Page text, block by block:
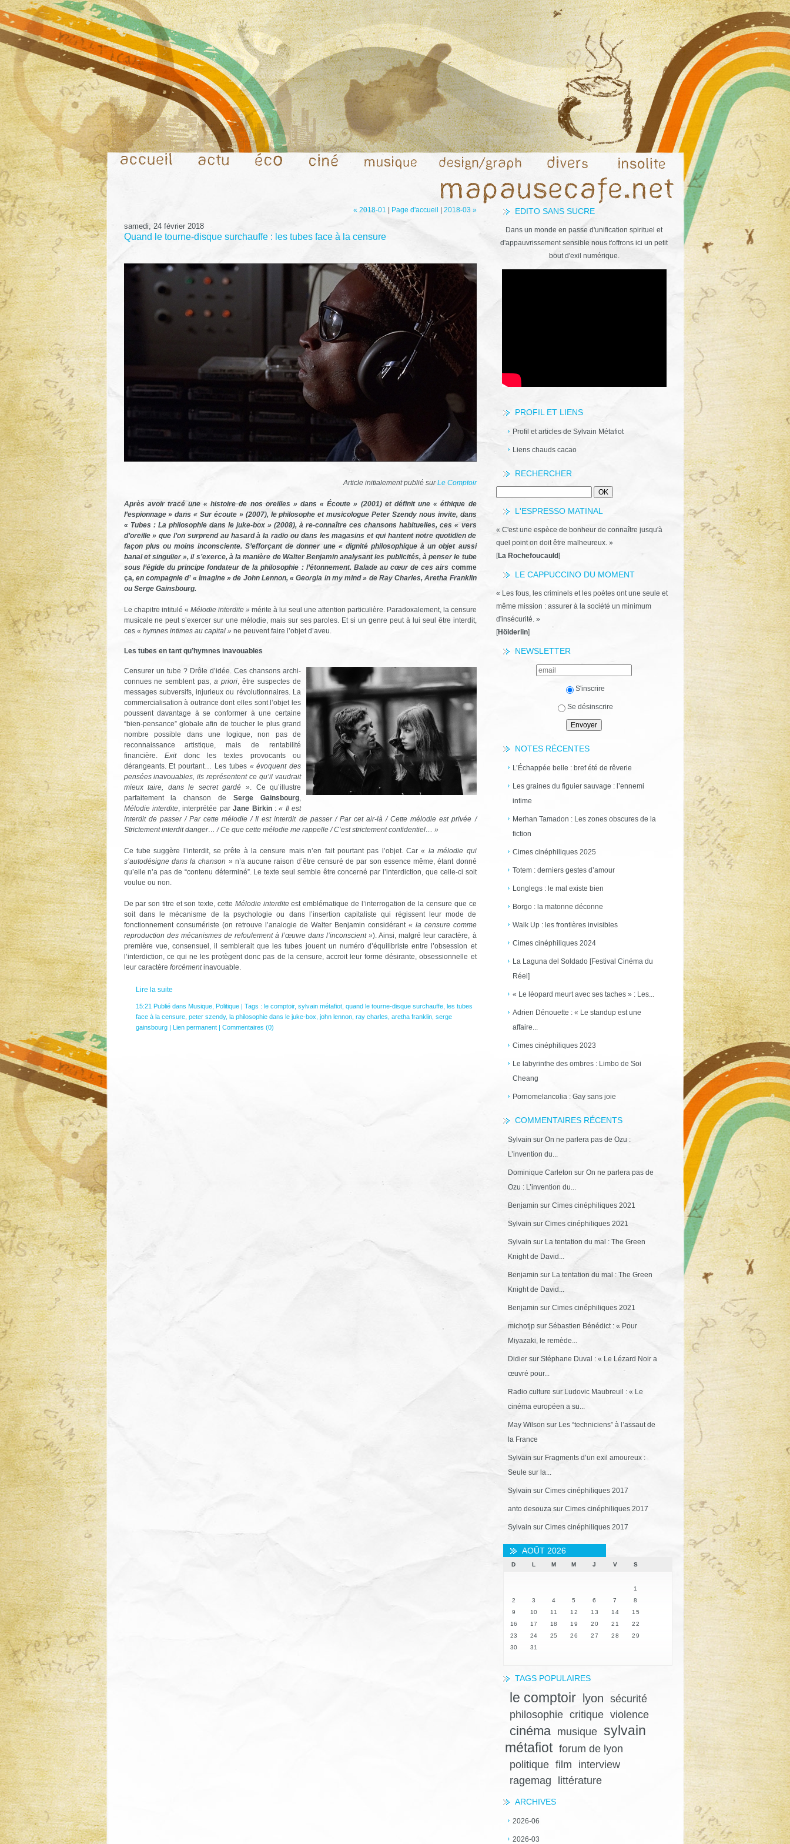
EDITO SANS SUCRE
Dans un monde en passe d'unification spirituel et
d'appauvrissement sensible nous t'offrons ici un petit
bout d'exil numérique.
PROFIL ET LIENS
Profil et articles de Sylvain Métafiot
Liens chauds cacao
RECHERCHER
L'ESPRESSO MATINAL
« C'est une espèce de bonheur de connaître jusqu'à
quel point on doit être malheureux. »
[La Rochefoucauld]
LE CAPPUCCINO DU MOMENT
« Les fous, les criminels et les poètes ont une seule et
même mission : assurer à la société un minimum
d'insécurité. »
[Hölderlin]
NEWSLETTER
S'inscrire
Se désinscrire
NOTES RÉCENTES
L’Échappée belle : bref été de rêverie
Les graines du figuier sauvage : l’ennemi
intime
Merhan Tamadon : Les zones obscures de la
fiction
Cimes cinéphiliques 2025
Totem : derniers gestes d’amour
Longlegs : le mal existe bien
Borgo : la matonne déconne
Walk Up : les frontières invisibles
Cimes cinéphiliques 2024
La Laguna del Soldado [Festival Cinéma du
Réel]
« Le léopard meurt avec ses taches » : Les...
Adrien Dénouette : « Le standup est une
affaire...
Cimes cinéphiliques 2023
Le labyrinthe des ombres : Limbo de Soi
Cheang
Pornomelancolia : Gay sans joie
COMMENTAIRES RÉCENTS
Sylvain sur On ne parlera pas de Ozu :
L’invention du...
Dominique Carleton sur On ne parlera pas de
Ozu : L’invention du...
Benjamin sur Cimes cinéphiliques 2021
Sylvain sur Cimes cinéphiliques 2021
Sylvain sur La tentation du mal : The Green
Knight de David...
Benjamin sur La tentation du mal : The Green
Knight de David...
Benjamin sur Cimes cinéphiliques 2021
michotjpsur Sébastien Bénédict : « Pour
Miyazaki, le remède...
Didiersur Stéphane Duval : « Le Lézard Noir a
œuvré pour...
Radio culture sur Ludovic Maubreuil : « Le
cinéma européen a su...
May Wilson sur Les “techniciens” à l’assaut de
la France
Sylvain sur Fragments d’un exil amoureux :
Seule sur la...
Sylvain sur Cimes cinéphiliques 2017
anto desouzasur Cimes cinéphiliques 2017
Sylvain sur Cimes cinéphiliques 2017
AOÛT 2026
D L M M J V S
1
2
3 4 5 6 7
8
9
10 11 12 13 14
15
16
17 18 19 20 21
22
23
24 25 26 27 28
29
30
31
TAGS POPULAIRES
le comptoir lyon sécurité
philosophie critique violence
cinéma musique sylvain
métafiot forum de lyon
politique film
interview
ragemag
littérature
ARCHIVES
2026-06
2026-03
« 2018-01 Page d'accueil 2018-03 »
samedi, 24 février 2018
Quand le tourne-disque surchauffe : les tubes face à la censure
Article initialement publié surLe Comptoir
Après avoir tracé une « histoire de nos oreilles » dans « Écoute » (2001) et définit une « éthique de
l’espionnage » dans « Sur écoute » (2007), le philosophe et musicologue Peter Szendy nous invite, dans
« Tubes : La philosophie dans le juke-box » (2008), à re-connaître ces chansons habituelles, ces « vers
d’oreille » que l’on surprend au hasard à la radio ou dans les magasins et qui hantent notre quotidien de
façon plus ou moins inconsciente. S’efforçant de donner une « dignité philosophique à un objet aussi
banal et singulier », il s’exerce, à la manière de Walter Benjamin analysant les publicités, à penser le tube
sous l’égide du principe fondateur de la philosophie : l’étonnement. Balade au cœur de ces airs comme
ça, en compagnie d’ « Imagine » de John Lennon, « Georgia in my mind » de Ray Charles, Aretha Franklin
ou Serge Gainsbourg.
Le chapitre intitulé « Mélodie interdite »mérite à lui seul une attention particulière. Paradoxalement, la censure
musicale ne peut s’exercer sur une mélodie, mais sur ses paroles. Et si un genre peut à lui seul être interdit,
ces « hymnes intimes au capital » ne peuvent faire l’objet d’aveu.
Les tubes en tant qu’hymnes inavouables
Censurer un tube ? Drôle d’idée. Ces chansons archi-
connues ne semblent pas,a priori , être suspectes de
messages subversifs, injurieux ou révolutionnaires. La
commercialisation à outrance dont elles sont l’objet les
poussent davantage à se conformer à une certaine
“bien-pensance” globale afin de toucher le plus grand
nombre possible dans une logique, non pas de
reconnaissance artistique, mais de rentabilité
financière.Exitdonc les textes provocants ou
dérangeants. Et pourtant… Les tubes « évoquent des
pensées inavouables, ils représentent ce qu’il vaudrait
mieux taire, dans le secret gardé » . Ce qu’illustre
parfaitement la chanson deSerge Gainsbourg
Mélodie interdite, interprétée parJane Birkin:« Il est
interdit de passer / Par cette mélodie / Il est interdit de passer / Par cet air-là / Cette mélodie est privée /
Strictement interdit danger… / Ce que cette mélodie me rappelle / C’est strictement confidentiel… »
Ce tube suggère l’interdit, se prête à la censure mais n’en fait pourtant pas l’objet. Car« la mélodie qui
s’autodésigne dans la chanson » n’a aucune raison d’être censuré de par son essence même, étant donné
qu’elle n’a pas de “contenu déterminé”. Le texte seul semble être concerné par l’interdiction, que celle-ci soit
voulue ou non.
De par son titre et son texte, cette Mélodie interditeest emblématique de l’interrogation de la censure que ce
soit dans le mécanisme de la psychologie ou dans l’insertion capitaliste qui régissent leur mode de
fonctionnement consumériste (on retrouve l’analogie de Walter Benjamin considérant « la censure comme
reproduction des mécanismes de refoulement à l’œuvre dans l’inconscient »). Ainsi, malgré leur caractère, à
première vue, consensuel, il semblerait que les tubes jouent un numéro d’équilibriste entre l’obsession et
l’interdiction, ce qui ne les protègent donc pas de la censure, accroit leur forme désirante, obsessionnelle et
leur caractère forcémentinavouable.
Lire la suite
15:21 Publié dans Musique, Politique| Tags : le comptoir, sylvain métafiot, quand le tourne-disque surchauffe, les tubes
face à la censure, peter szendy, la philosophie dans le juke-box john lennon, ray charles aretha franklin, serge
gainsbourg| Lien permanent| Commentaires (0)